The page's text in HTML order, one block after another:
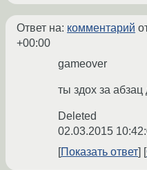
Ответ на: комментарий
+00:00
gameover
ты здох за абзац
Deleted
02.03.2015
Показать ответ